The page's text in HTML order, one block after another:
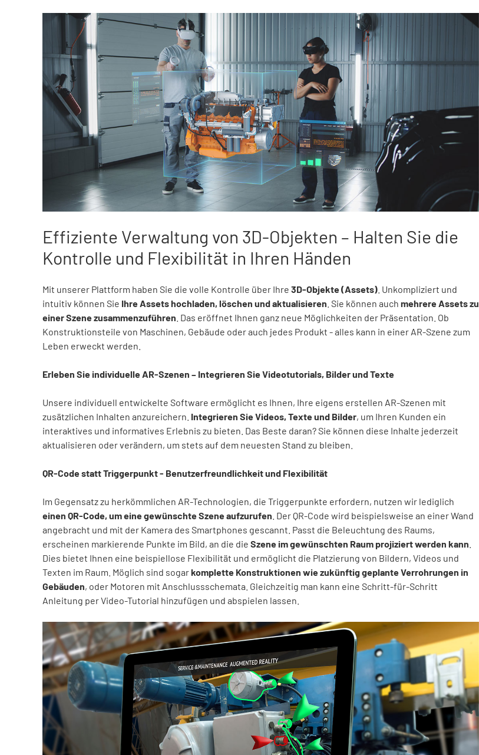
Effiziente Verwaltung von 3D-Objekten – Halten Sie die
Kontrolle und Flexibilität in Ihren Händen
Mit unserer Plattform haben Sie die volle Kontrolle über Ihre 3D-Objekte (Assets) . Unkompliziert und
intuitiv können Sie Ihre Assets hochladen, löschen und aktualisieren . Sie können auch mehrere Assets zu
einer Szene zusammenzuführen . Das eröffnet Ihnen ganz neue Möglichkeiten der Präsentation. Ob
Konstruktionsteile von Maschinen, Gebäude oder auch jedes Produkt - alles kann in einer AR-Szene zum
Leben erweckt werden.
Erleben Sie individuelle AR-Szenen – Integrieren Sie Videotutorials, Bilder und Texte
Unsere individuell entwickelte Software ermöglicht es Ihnen, Ihre eigens erstellen AR-Szenen mit
zusätzlichen Inhalten anzureichern. Integrieren Sie Videos, Texte und Bilder, um Ihren Kunden ein
interaktives und informatives Erlebnis zu bieten. Das Beste daran? Sie können diese Inhalte jederzeit
aktualisieren oder verändern, um stets auf dem neuesten Stand zu bleiben.
QR-Code statt Triggerpunkt - Benutzerfreundlichkeit und Flexibilität
Im Gegensatz zu herkömmlichen AR-Technologien, die Triggerpunkte erfordern, nutzen wir lediglich
einen QR-Code, um eine gewünschte Szene aufzurufen . Der QR-Code wird beispielsweise an einer Wand
angebracht und mit der Kamera des Smartphones gescannt. Passt die Beleuchtung des Raums,
erscheinen markierende Punkte im Bild, an die die Szene im gewünschten Raum projiziert werden kann
Dies bietet Ihnen eine beispiellose Flexibilität und ermöglicht die Platzierung von Bildern, Videos und
Texten im Raum. Möglich sind sogarkomplette Konstruktionen wie zukünftig geplante Verrohrungen in
Gebäuden, oder Motoren mit Anschlussschemata. Gleichzeitig man kann eine Schritt-für-Schritt
Anleitung per Video-Tutorial hinzufügen und abspielen lassen.